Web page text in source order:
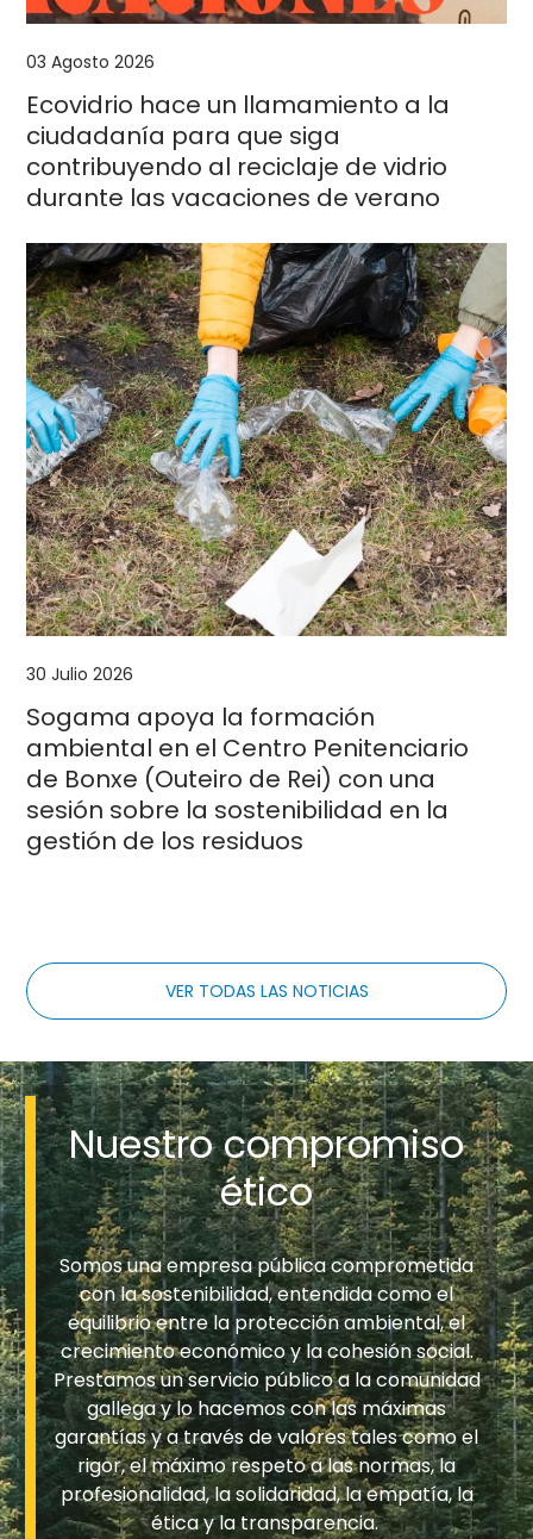
03 Agosto 2026
Ecovidrio hace un llamamiento a la
ciudadanía para que siga
contribuyendo al reciclaje de vidrio
durante las vacaciones de verano
30 Julio 2026
Sogama apoya la formación
ambiental en el Centro Penitenciario
de Bonxe (Outeiro de Rei) con una
sesión sobre la sostenibilidad en la
gestión de los residuos
VER TODAS LAS NOTICIAS
Imaxe
Nuestro compromiso
ético
Somos una empresa pública comprometida
con la sostenibilidad, entendida como el
equilibrio entre la protección ambiental, el
crecimiento económico y la cohesión social.
Prestamos un servicio público a la comunidad
gallega y lo hacemos con las máximas
garantías y a través de valores tales como el
rigor, el máximo respeto a las normas, la
profesionalidad, la solidaridad, la empatía, la
ética y la transparencia.